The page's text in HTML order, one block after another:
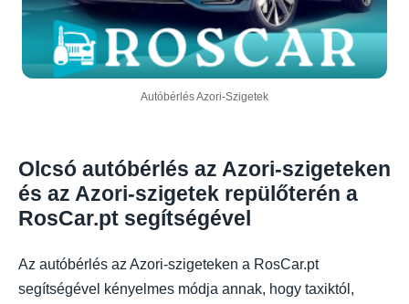
Autóbérlés Azori-Szigetek
Olcsó autóbérlés az Azori-szigeteken
és az Azori-szigetek repülőterén a
RosCar.pt segítségével
Az autóbérlés az Azori-szigeteken a RosCar.pt
segítségével kényelmes módja annak, hogy taxiktól,